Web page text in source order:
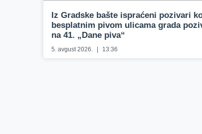
Iz Gradske bašte ispraćeni pozivari
besplatnim pivom ulicama grada
na 41. „Dane piva“
5. avgust 2026. 13:36